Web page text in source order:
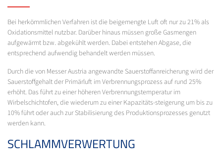
Bei herkömmlichen Verfahren ist die beigemengte Luft oft nur zu 21% als
Oxidationsmittel nutzbar. Darüber hinaus müssen große Gasmengen
aufgewärmt bzw. abgekühlt werden. Dabei entstehen Abgase, die
entsprechend aufwendig behandelt werden müssen.
Durch die von Messer Austria angewandte Sauerstoffanreicherung wird der
Sauerstoffgehalt der Primärluft im Verbrennungsprozess auf rund 25%
erhöht. Das führt zu einer höheren Verbrennungstemperatur im
Wirbelschichtofen, die wiederum zu einer Kapazitäts-steigerung um bis zu
10% führt oder auch zur Stabilisierung des Produktionsprozesses genutzt
werden kann.
SCHLAMMVERWERTUNG